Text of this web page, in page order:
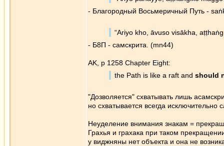
- Благородный Восьмеричный Путь -
“Ariyo kho, āvuso visākha,
- Б8П - самскрита. (mn44)
AK, p 1258 Chapter Eight:
the Path is like a raft and should
"Дозволяется" схватывать лишь
но схватывается всегда исключительно
Неуделение внимания знакам =
Грахья и грахака при таком
у виджняны нет объекта и она не